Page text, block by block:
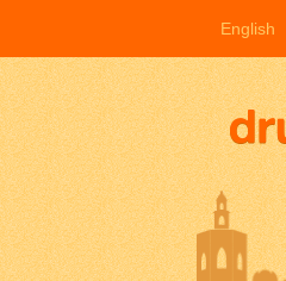
English